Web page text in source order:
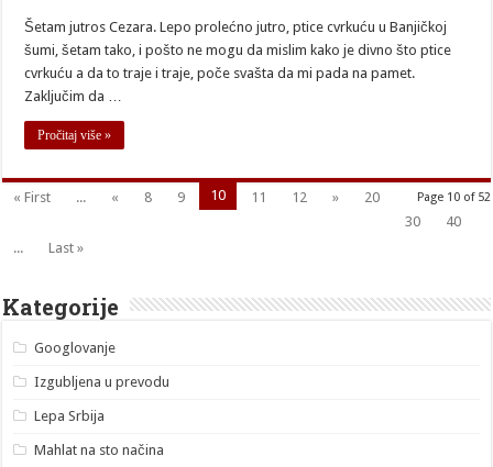
Šetam jutros Cezara. Lepo prolećno jutro, ptice cvrkuću u Banjičkoj
šumi, šetam tako, i pošto ne mogu da mislim kako je divno što ptice
cvrkuću a da to traje i traje, poče svašta da mi pada na pamet.
Zaključim da …
Pročitaj više »
Page 10 of 52
« First ... « 8 9 10 11 12 »
20
30
40
...
Last »
Kategorije
Googlovanje
Izgubljena u prevodu
Lepa Srbija
Mahlat na sto načina